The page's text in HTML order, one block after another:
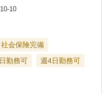
10
社会保険完備
勤務可
週4日勤務可